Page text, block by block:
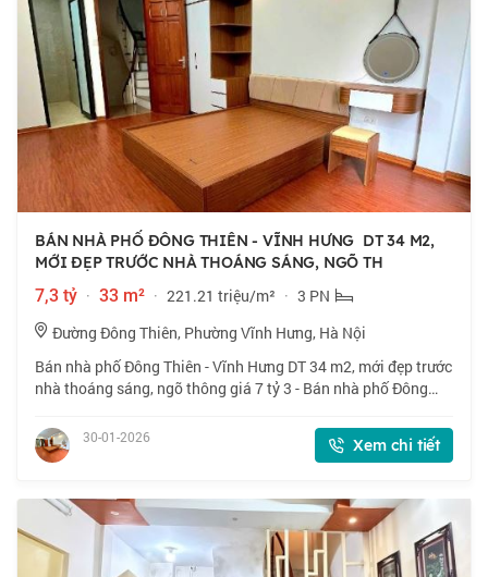
BÁN NHÀ PHỐ ĐÔNG THIÊN - VĨNH HƯNG DT 34 M2,
MỚI ĐẸP TRƯỚC NHÀ THOÁNG SÁNG, NGÕ TH
7,3 tỷ · 33 m² · 221.21 triệu/m² · 3 PN
Đường Đông Thiên, Phường Vĩnh Hưng, Hà Nội
Bán nhà phố Đông Thiên - Vĩnh Hưng DT 34 m2, mới đẹp trước
nhà thoáng sáng, ngõ thông giá 7 tỷ 3 - Bán nhà phố Đông
nội thất - Vị trí trung t
30-01-2026 Xem chi tiết